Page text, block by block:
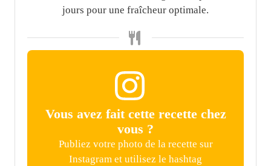
jours pour une fraîcheur optimale.
Vous avez fait cette recette chez
vous ?
Publiez votre photo de la recette sur
Instagram et utilisez le hashtag